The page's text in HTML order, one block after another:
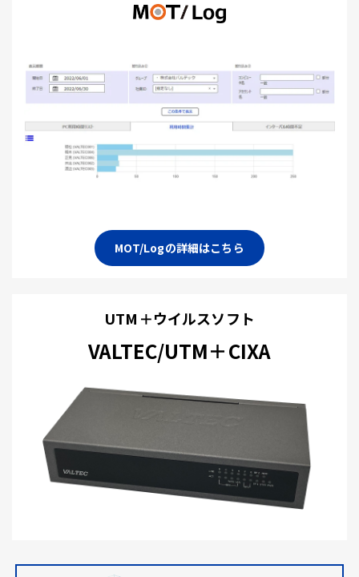
MOT/Logの詳細はこちら
UTM＋ウイルスソフト
VALTEC/UTM＋CIXA